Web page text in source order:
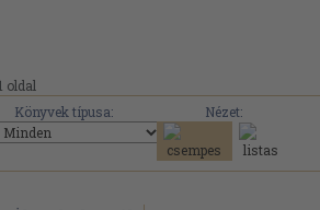
oldal
Könyvek típusa:
Nézet: